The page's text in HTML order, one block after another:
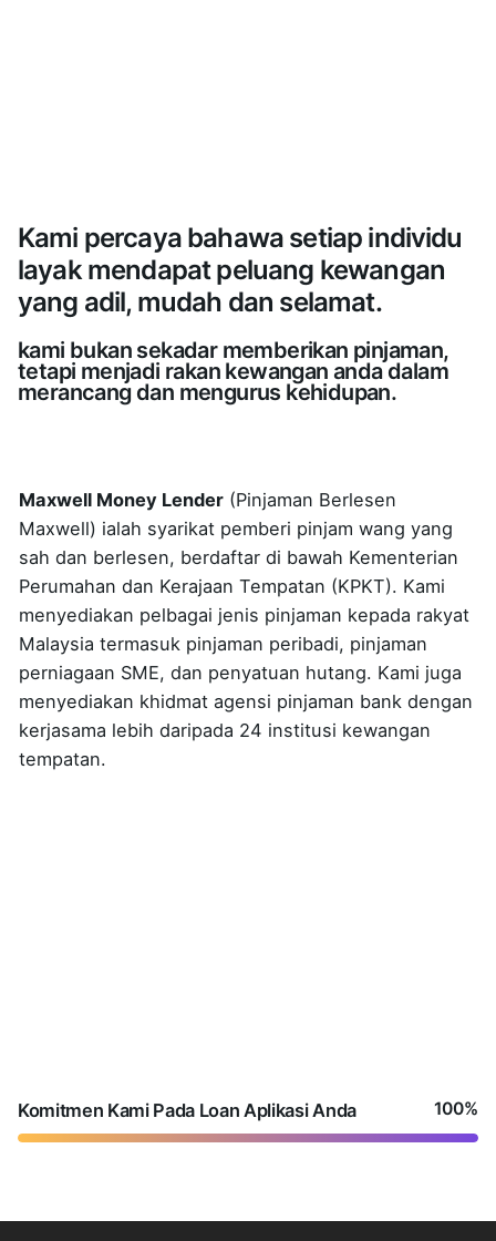
Kami percaya bahawa setiap individu
layak mendapat peluang kewangan
yang adil, mudah dan selamat.
kami bukan sekadar memberikan pinjaman,
tetapi menjadi rakan kewangan anda dalam
merancang dan mengurus kehidupan.
Maxwell Money Lender (Pinjaman Berlesen
Maxwell) ialah syarikat pemberi pinjam wang yang
sah dan berlesen, berdaftar di bawah Kementerian
Perumahan dan Kerajaan Tempatan (KPKT). Kami
menyediakan pelbagai jenis pinjaman kepada rakyat
Malaysia termasuk pinjaman peribadi, pinjaman
perniagaan SME, dan penyatuan hutang. Kami juga
menyediakan khidmat agensi pinjaman bank dengan
kerjasama lebih daripada 24 institusi kewangan
tempatan.
Komitmen Kami Pada Loan Aplikasi Anda 100%